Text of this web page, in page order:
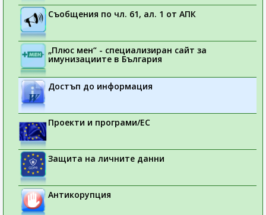
Съобщения по чл. 61, ал. 1 от АПК
„Плюс мен“ - специализиран сайт за
имунизациите в България
Достъп до информация
Проекти и програми/ЕС
Защита на личните данни
Антикорупция